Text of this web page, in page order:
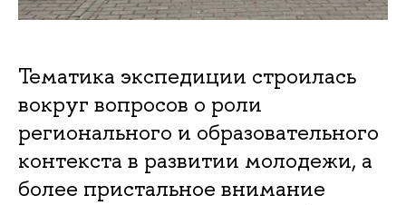
Тематика экспедиции строилась
вокруг вопросов о роли
регионального и образовательного
контекста в развитии молодежи, а
более пристальное внимание